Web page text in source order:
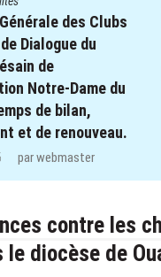
deux (462)
d’écoute du
retrouvent le
dans les
et de Yaadga.
par webmaster
contre les
diocèse de